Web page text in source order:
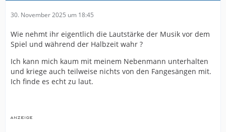
30. November 2025 um 18:45
Wie nehmt ihr eigentlich die Lautstärke der Musik vor dem
Spiel und während der Halbzeit wahr ?
Ich kann mich kaum mit meinem Nebenmann unterhalten
und kriege auch teilweise nichts von den Fangesängen mit.
Ich finde es echt zu laut.